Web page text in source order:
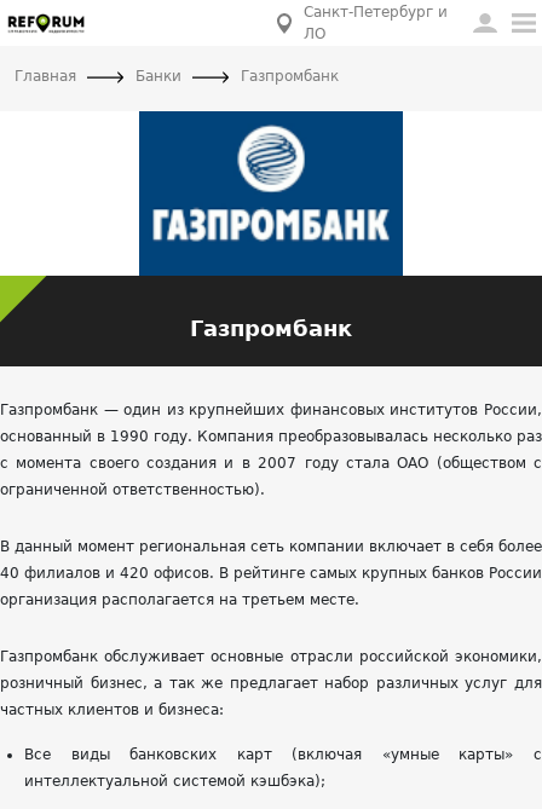
Санкт-Петербург и
ЛО
Главная Банки Газпромбанк
Газпромбанк
Газпромбанк — один из крупнейших финансовых институтов России,
основанный в 1990 году. Компания преобразовывалась несколько раз
с момента своего создания и в 2007 году стала ОАО (обществом с
ограниченной ответственностью).
В данный момент региональная сеть компании включает в себя более
40 филиалов и 420 офисов. В рейтинге самых крупных банков России
организация располагается на третьем месте.
Газпромбанк обслуживает основные отрасли российской экономики,
розничный бизнес, а так же предлагает набор различных услуг для
частных клиентов и бизнеса:
Все виды банковских карт (включая «умные карты» с
интеллектуальной системой кэшбэка);